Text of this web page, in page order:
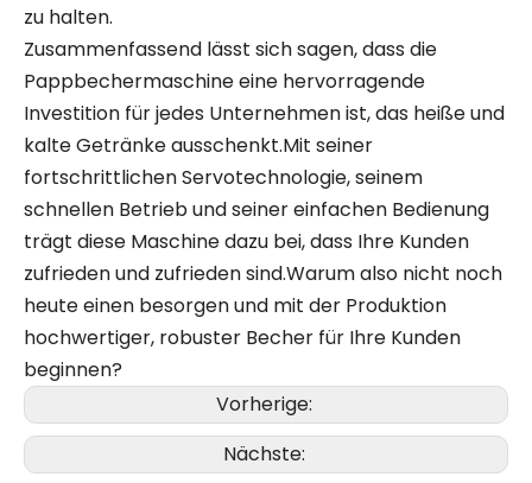
zu halten.
Zusammenfassend lässt sich sagen, dass die
Pappbechermaschine eine hervorragende
Investition für jedes Unternehmen ist, das heiße und
kalte Getränke ausschenkt.Mit seiner
fortschrittlichen Servotechnologie, seinem
schnellen Betrieb und seiner einfachen Bedienung
trägt diese Maschine dazu bei, dass Ihre Kunden
zufrieden und zufrieden sind.Warum also nicht noch
heute einen besorgen und mit der Produktion
hochwertiger, robuster Becher für Ihre Kunden
beginnen?
Vorherige:
Nächste: